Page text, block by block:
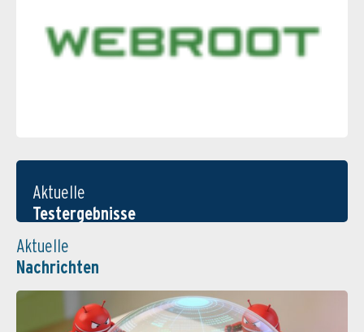
Aktuelle
Testergebnisse
Aktuelle
Nachrichten